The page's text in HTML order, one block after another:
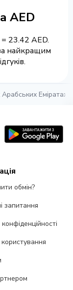
AED
= 23.42 AED.
найкращим
Еміратах
обмін?
запитання